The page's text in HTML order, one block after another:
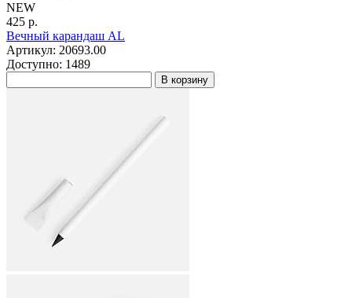
NEW
425 р.
Вечный карандаш AL
Артикул: 20693.00
Доступно: 1489
В корзину